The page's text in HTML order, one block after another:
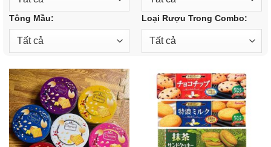
Tông Mầu: Loại Rượu Trong Combo: